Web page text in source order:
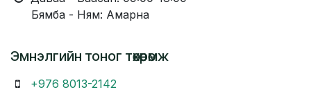
Бямба - Ням: Амарна
Эмнэлгийн тоног төхөөрөмж
+976 8013-2142